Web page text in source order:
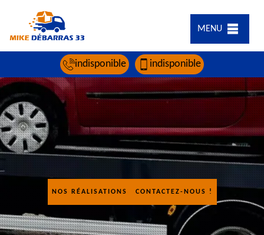
MENU
indisponible indisponible
NOS RÉALISATIONS CONTACTEZ-NOUS !